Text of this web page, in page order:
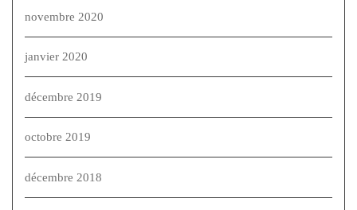
novembre 2020
janvier 2020
décembre 2019
octobre 2019
décembre 2018